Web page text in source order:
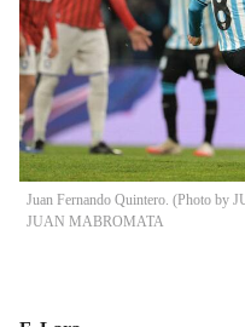
Juan Fernando Quintero. (Photo
JUAN MABROMATA